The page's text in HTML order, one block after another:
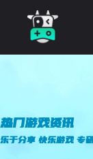
热门游戏资讯
乐于分享 快乐游戏 专